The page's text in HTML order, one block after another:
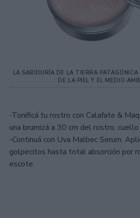
LA SABIDURÍA DE LA TIERRA
DE LA PIEL Y EL MEDIO
-Tonificá tu rostro con Calafate &
una brumizá a 30 cm del rostro,
-Continuá con Uva Malbec Serum.
golpecitos hasta total absorción por
escote.